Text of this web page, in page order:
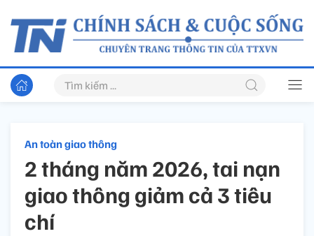
An toàn giao thông
2 tháng năm 2026, tai nạn
giao thông giảm cả 3 tiêu
chí